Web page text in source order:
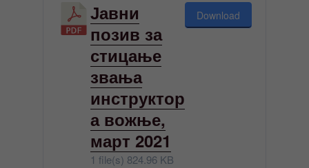
Јавни
позив за
стицање
звања
инструктор
а вожње,
март 2021
1 file(s) 824.96 KB
Download